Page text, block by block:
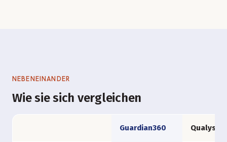
NEBENEINANDER
Wie sie sich vergleichen
Guardian360 Qualys